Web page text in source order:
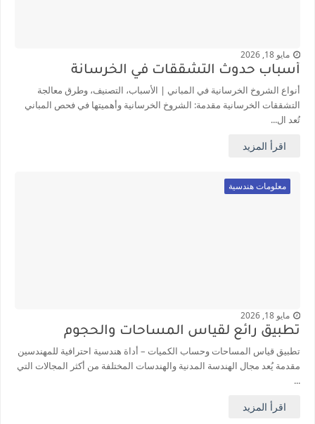
مايو 18, 2026
أسباب حدوث التشققات في الخرسانة
أنواع الشروخ الخرسانية في المباني | الأسباب، التصنيف، وطرق معالجة
التشققات الخرسانية مقدمة: الشروخ الخرسانية وأهميتها في فحص المباني
تُعد ال...
اقرأ المزيد
معلومات هندسية
مايو 18, 2026
تطبيق رائع لقياس المساحات والحجوم
تطبيق قياس المساحات وحساب الكميات – أداة هندسية احترافية للمهندسين
مقدمة يُعد مجال الهندسة المدنية والهندسات المختلفة من أكثر المجالات التي
...
اقرأ المزيد